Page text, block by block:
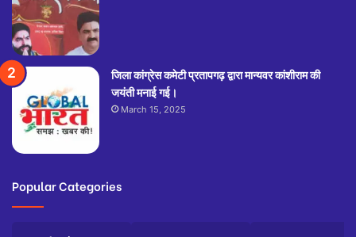
जिला कांग्रेस कमेटी प्रतापगढ़ द्वारा मान्यवर कांशीराम की
जयंती मनाई गई।
March 15, 2025
Popular Categories